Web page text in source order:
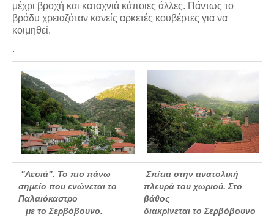
μέχρι βροχή και καταχνιά κάποιες άλλες. Πάντως το
βράδυ χρειαζόταν κανείς αρκετές κουβέρτες για να
κοιμηθεί.
.
"Λεσιά". Το πιο πάνω
σημείο που ενώνεται το
Παλαιόκαστρο
με το Σερβόβουνο.
Σπίτια στην ανατολική
πλευρά του χωριού. Στο
βάθος
διακρίνεται το Σερβόβουνο